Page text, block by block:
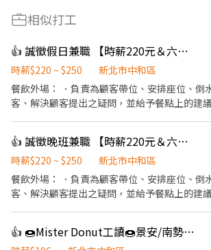
相似打工
👍 誠徵假日兼職 【時薪220元＆六日時薪+15元】壽司郎】 無經驗🉑
時薪$220 ~ $250
新北市中和區
餐飲外場： ．負責為顧客帶位、安排座位、倒
客、解決顧客提出之疑問，並給予餐點上的建
負責結帳、收銀等工作。 餐飲內場： ．擔任
前與烹飪中之準備工作與其他餐廳相關事務。
切各種食材。 ．負責清理工作環境、設備和餐
所需要的食材。 ．協助測量食材的容量與重量
👍 誠徵晚班兼職 【時薪220元＆六日時薪+15元】壽司郎】 無經驗🉑
時薪$220 ~ $250
新北市中和區
餐飲外場： ．負責為顧客帶位、安排座位、倒
客、解決顧客提出之疑問，並給予餐點上的建
負責結帳、收銀等工作。 餐飲內場： ．擔任
👍 🍩Mister Donut工讀🍩景安/南勢角門市